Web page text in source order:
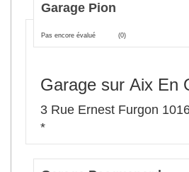
Garage Pion
Pas encore évalué (0)
Garage sur Aix En
3 Rue Ernest Furgon
*